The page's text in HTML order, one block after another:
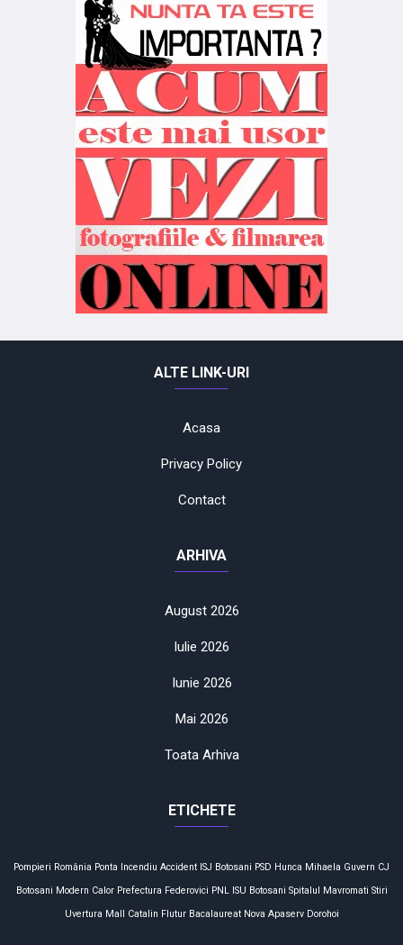
ALTE LINK-URI
Acasa
Privacy Policy
Contact
ARHIVA
August 2026
Iulie 2026
Iunie 2026
Mai 2026
Toata Arhiva
ETICHETE
Pompieri România Ponta Incendiu Accident ISJ Botosani PSD Hunca Mihaela Guvern CJ
Botosani Modern Calor Prefectura Federovici PNL ISU Botosani Spitalul Mavromati Stiri
Uvertura Mall Catalin Flutur Bacalaureat Nova Apaserv Dorohoi